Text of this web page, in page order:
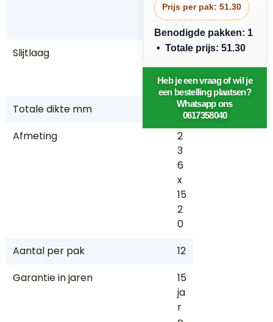
m
Slijtlaag
0,
5
5
Totale dikte mm
7
Afmeting
2
3
6
x
15
2
0
Aantal per pak
12
Garantie in jaren
15
ja
r
Prijs per pak: 51.30
Benodigde pakken: 1
• Totale prijs: 51.30
Heb je een vraag of wil je
een bestelling plaatsen?
Whatsapp ons
0617358040